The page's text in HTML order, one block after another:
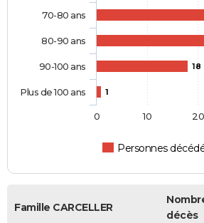
18
1
Personnes
70-80 ans
80-90 ans
90-100 ans
Plus de 100 ans
0 10 20
Famille CARCELLER
décès